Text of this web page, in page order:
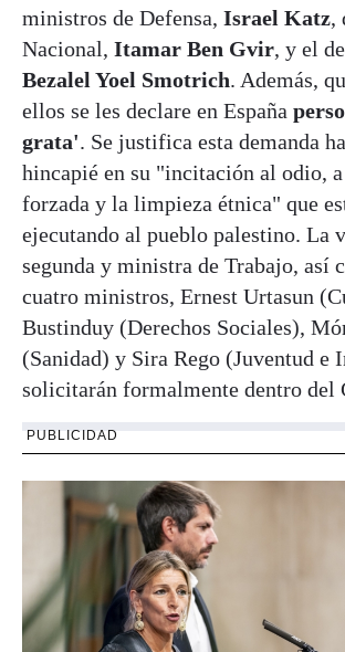
ministros de Defensa, Israel Katz,
Nacional, Itamar Ben Gvir, y el
Bezalel Yoel Smotrich. Además,
ellos se les declare en España
grata'. Se justifica esta demanda
hincapié en su "incitación al odio,
forzada y la limpieza étnica" que
ejecutando al pueblo palestino. La
segunda y ministra de Trabajo, así
cuatro ministros, Ernest Urtasun
Bustinduy (Derechos Sociales),
(Sanidad) y Sira Rego (Juventud e
solicitarán formalmente dentro del
PUBLICIDAD